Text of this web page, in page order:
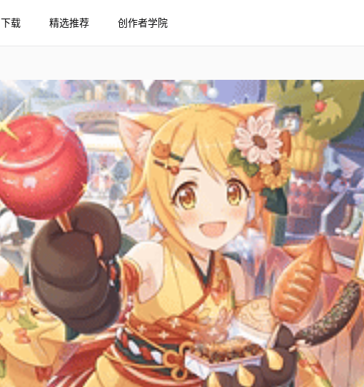
下载 精选推荐 创作者学院